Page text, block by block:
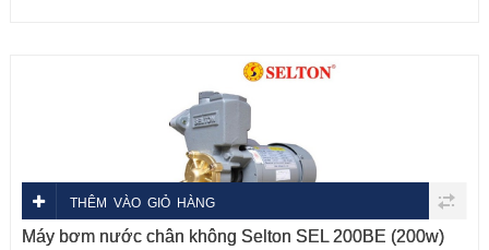
THÊM VÀO GIỎ HÀNG
Máy bơm nước chân không Selton SEL 200BE (200w)